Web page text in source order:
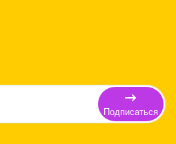
Подписаться